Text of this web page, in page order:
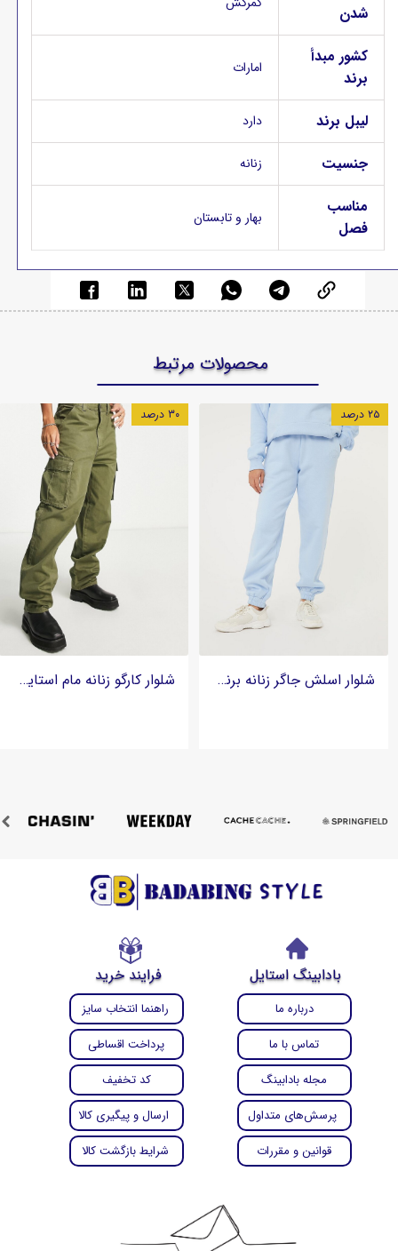
شدن
کشور مبدأ
برند
امارات
لیبل برند دارد
جنسیت زنانه
مناسب
فصل
بهار و تابستان
شلوار کارگو زنانه مام استایل بگ برند دکتر دنیم Dr. Denim
۳۰ درصد
شلوار اسلش جاگر زنانه برند G21
۲۵ درصد
محصولات مرتبط
فرایند خرید بادابینگ استایل
راهنما انتخاب سایز
پرداخت اقساطی
کد تخفیف
ارسال و پیگیری کالا
شرایط بازگشت کالا
درباره ما
تماس با ما
مجله بادابینگ
پرسش‌های متداول
قوانین و مقررات